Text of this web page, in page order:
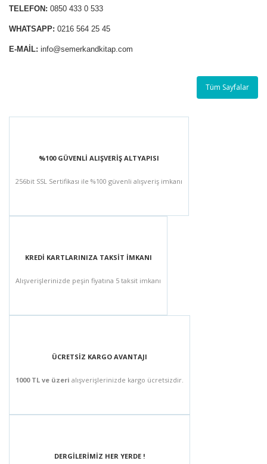
TELEFON: 0850 433 0 533
WHATSAPP: 0216 564 25 45
E-MAİL: info@semerkandkitap.com
Tüm Sayfalar
%100 GÜVENLİ ALIŞVERİŞ ALTYAPISI
256bit SSL Sertifikası ile %100 güvenli alışveriş imkanı
KREDİ KARTLARINIZA TAKSİT İMKANI
Alışverişlerinizde peşin fiyatına 5 taksit imkanı
ÜCRETSİZ KARGO AVANTAJI
1000 TL ve üzeri alışverişlerinizde kargo ücretsizdir.
DERGİLERİMİZ HER YERDE !